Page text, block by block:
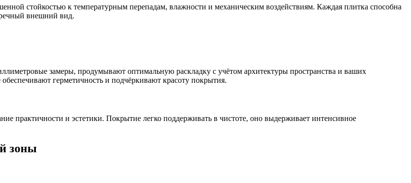
стойкостью к температурным перепадам, влажности и механическим воздействиям. Каждая плитка способна
внешний вид.
замеры, продумывают оптимальную раскладку с учётом архитектуры пространства и ваших
герметичность и подчёркивают красоту покрытия.
практичности и эстетики. Покрытие легко поддерживать в чистоте, оно выдерживает интенсивное
зоны